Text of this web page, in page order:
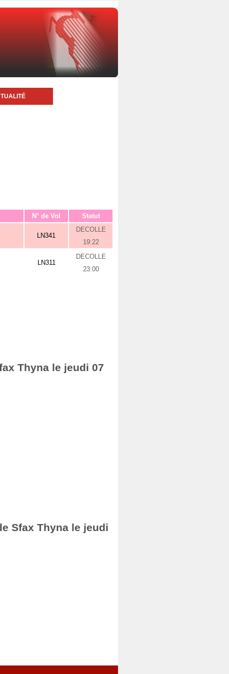
N° de Vol Statut
LN341
DECOLLE
19:22
LN311
DECOLLE
23:00
Thyna le jeudi 07
Sfax Thyna le jeudi